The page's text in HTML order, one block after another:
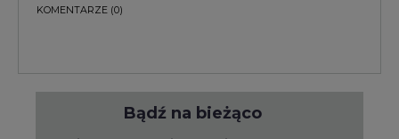
KOMENTARZE (0)
Bądź na bieżąco